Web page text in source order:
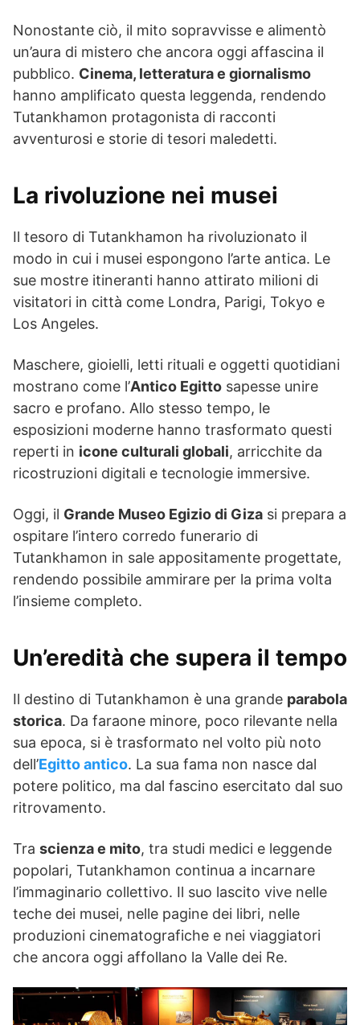
Nonostante ciò, il mito sopravvisse e alimentò
un’aura di mistero che ancora oggi affascina il
pubblico. Cinema, letteratura e giornalismo
hanno amplificato questa leggenda, rendendo
Tutankhamon protagonista di racconti
avventurosi e storie di tesori maledetti.
La rivoluzione nei musei
Il tesoro di Tutankhamon ha rivoluzionato il
modo in cui i musei espongono l’arte antica. Le
sue mostre itineranti hanno attirato milioni di
visitatori in città come Londra, Parigi, Tokyo e
Los Angeles.
Maschere, gioielli, letti rituali e oggetti quotidiani
mostrano come l’Antico Egitto sapesse unire
sacro e profano. Allo stesso tempo, le
esposizioni moderne hanno trasformato questi
reperti in icone culturali globali, arricchite da
ricostruzioni digitali e tecnologie immersive.
Oggi, il Grande Museo Egizio di Giza si prepara a
ospitare l’intero corredo funerario di
Tutankhamon in sale appositamente progettate,
rendendo possibile ammirare per la prima volta
l’insieme completo.
Un’eredità che supera il tempo
Il destino di Tutankhamon è una grande parabola
storica. Da faraone minore, poco rilevante nella
sua epoca, si è trasformato nel volto più noto
dell’Egitto antico. La sua fama non nasce dal
potere politico, ma dal fascino esercitato dal suo
ritrovamento.
Tra scienza e mito, tra studi medici e leggende
popolari, Tutankhamon continua a incarnare
l’immaginario collettivo. Il suo lascito vive nelle
teche dei musei, nelle pagine dei libri, nelle
produzioni cinematografiche e nei viaggiatori
che ancora oggi affollano la Valle dei Re.